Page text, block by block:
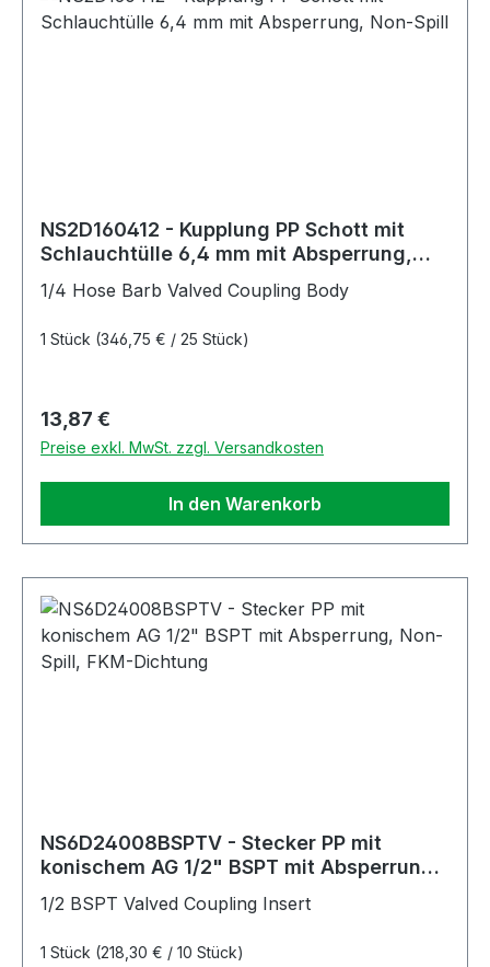
NS2D160412 - Kupplung PP Schott mit
Schlauchtülle 6,4 mm mit Absperrung,
1/4 Hose Barb Valved Coupling Body
1 Stück (346,75 € / 25 Stück)
Regulärer Preis:
13,87 €
Preise exkl. MwSt. zzgl. Versandkosten
In den Warenkorb
NS6D24008BSPTV - Stecker PP mit
konischem AG 1/2" BSPT mit Absperrung,
1/2 BSPT Valved Coupling Insert
1 Stück (218,30 € / 10 Stück)